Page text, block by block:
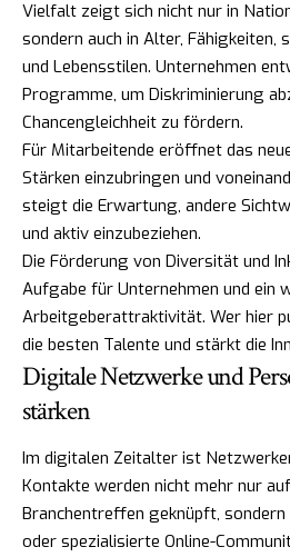
Vielfalt zeigt sich nicht nur in
sondern auch in Alter, Fähigkeiten,
und Lebensstilen. Unternehmen
Programme, um Diskriminierung
Chancengleichheit zu fördern.
Für Mitarbeitende eröffnet das
Stärken einzubringen und
steigt die Erwartung, andere
und aktiv einzubeziehen.
Die Förderung von Diversität und
Aufgabe für Unternehmen und ein
Arbeitgeberattraktivität. Wer hier
die besten Talente und stärkt die
Digitale Netzwerke und
stärken
Im digitalen Zeitalter ist
Kontakte werden nicht mehr nur
Branchentreffen geknüpft, sondern
oder spezialisierte Online-